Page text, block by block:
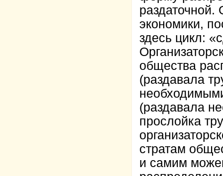
раздаточной.
экономики,
здесь цикл:
общества
(раздавала
(раздавала
прослойка
стратам
и самим